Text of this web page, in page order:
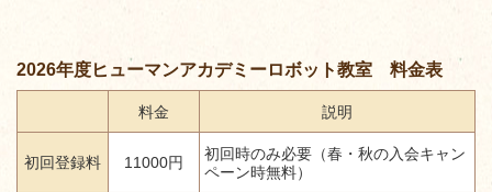
2026年度ヒューマンアカデミーロボット教室 料金表
料金 説明
初回登録料 11000円
初回時のみ必要（春・秋の入会キャン
ペーン時無料）